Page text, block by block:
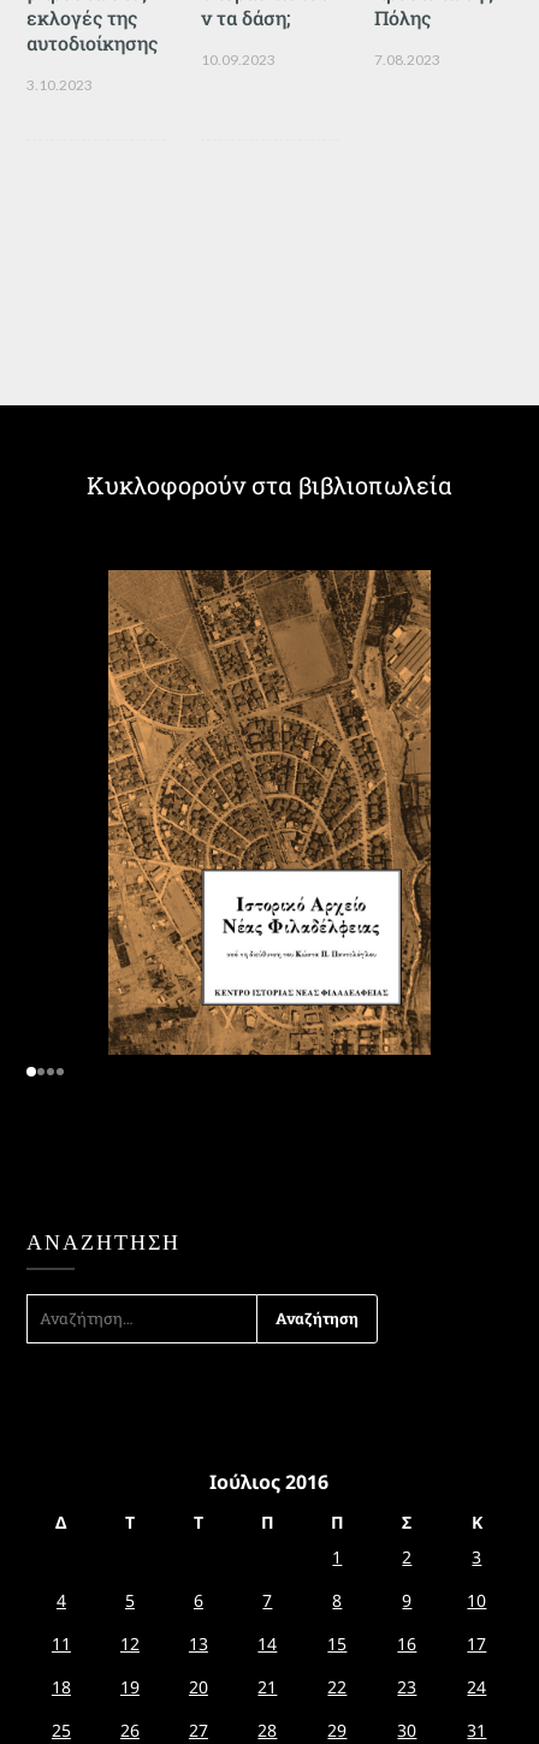
εκλογές της
αυτοδιοίκησης
3.10.2023
ν τα δάση;
10.09.2023
Πόλης
7.08.2023
Κυκλοφορούν στα βιβλιοπωλεία
ΑΝΑΖΉΤΗΣΗ
ΑΝΑΖΉΤΗΣΗ
ΓΙΑ:
Ιούλιος 2016
Δ Τ Τ Π Π Σ
Κ
1
2
3
4
5 6 7 8 9
10
11
12 13 14 15 16
17
18
19 20 21 22 23
24
25
26 27 28 29 30
31